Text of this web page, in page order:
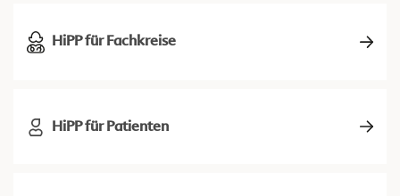
HiPP für Fachkreise
HiPP für Patienten